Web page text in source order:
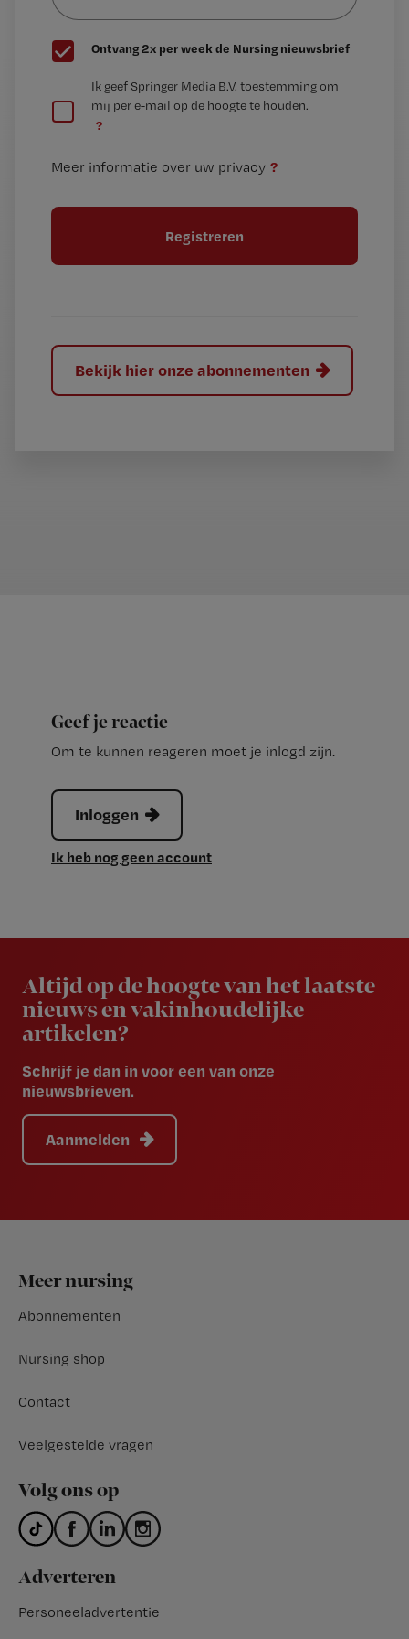
G
e
t
Ontvang 2x per week de Nursing nieuwsbrief
e
t
t
l
Ik geef Springer Media B.V. toestemming om
mij per e-mail op de hoogte te houden.
?
Meer informatie over uw privacy ?
Bekijk hier onze abonnementen
Geef je reactie
Om te kunnen reageren moet je inlogd zijn.
Inloggen
Ik heb nog geen account
Altijd op de hoogte van het laatste
nieuws en vakinhoudelijke
artikelen?
Schrijf je dan in voor een van onze
nieuwsbrieven.
Aanmelden
Footer
Meer nursing
Abonnementen
Nursing shop
Contact
Veelgestelde vragen
Volg ons op
Adverteren
Personeeladvertentie